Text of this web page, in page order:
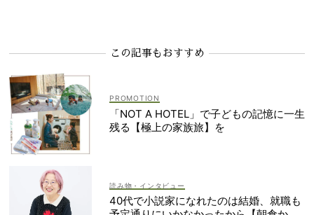
この記事もおすすめ
「NOT A HOTEL」で子どもの記憶に一生
残る【極上の家族旅】を
読み物・インタビュー
40代で小説家になれたのは結婚、就職も